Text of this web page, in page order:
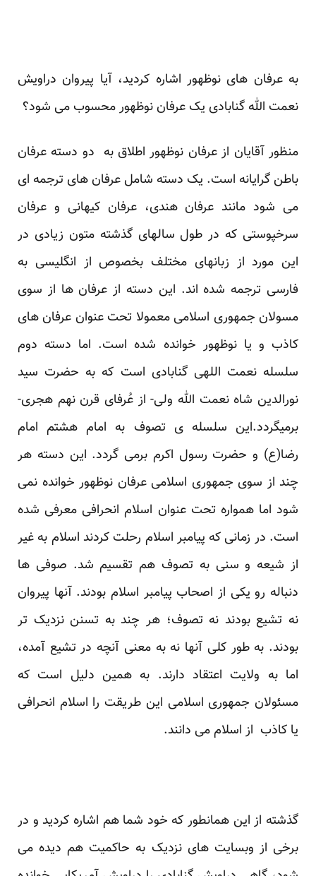
به عرفان های نوظهور اشاره کردید، آیا پیروان دراویش
نعمت الله گنابادی یک عرفان نوظهور محسوب می شود؟
منظور آقایان از عرفان نوظهور اطلاق به دو دسته عرفان
باطن گرایانه است. یک دسته شامل عرفان های ترجمه ای
می شود مانند عرفان هندی، عرفان کیهانی و عرفان
سرخپوستی که در طول سالهای گذشته متون زیادی در
این مورد از زبانهای مختلف بخصوص از انگلیسی به
فارسی ترجمه شده اند. این دسته از عرفان ها از سوی
مسولان جمهوری اسلامی معمولا تحت عنوان عرفان های
کاذب و یا نوظهور خوانده شده است. اما دسته دوم
سلسله نعمت اللهی گنابادی است که به حضرت سید
نورالدین شاه نعمت الله ولی- از عُرفای قرن نهم هجری-
برمیگردد.این سلسله ی تصوف به امام هشتم امام
رضا(ع) و حضرت رسول اکرم برمی گردد. این دسته هر
چند از سوی جمهوری اسلامی عرفان نوظهور خوانده نمی
شود اما همواره تحت عنوان اسلام انحرافی معرفی شده
است. در زمانی که پیامبر اسلام رحلت کردند اسلام به غیر
از شیعه و سنی به تصوف هم تقسیم شد. صوفی ها
دنباله رو یکی از اصحاب پیامبر اسلام بودند. آنها پیروان
نه تشیع بودند نه تصوف؛ هر چند به تسنن نزدیک تر
بودند. به طور کلی آنها نه به معنی آنچه در تشیع آمده،
اما به ولایت اعتقاد دارند. به همین دلیل است که
مسئولان جمهوری اسلامی این طریقت را اسلام انحرافی
یا کاذب از اسلام می دانند.
گذشته از این همانطور که خود شما هم اشاره کردید و در
برخی از وبسایت های نزدیک به حاکمیت هم دیده می